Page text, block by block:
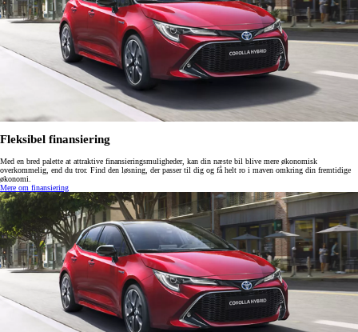
Fleksibel finansiering
Med en bred palette at attraktive finansieringsmuligheder, kan din næste bil blive mere økonomisk
overkommelig, end du tror. Find den løsning, der passer til dig og få helt ro i maven omkring din fremtidige
økonomi.
Mere om finansiering